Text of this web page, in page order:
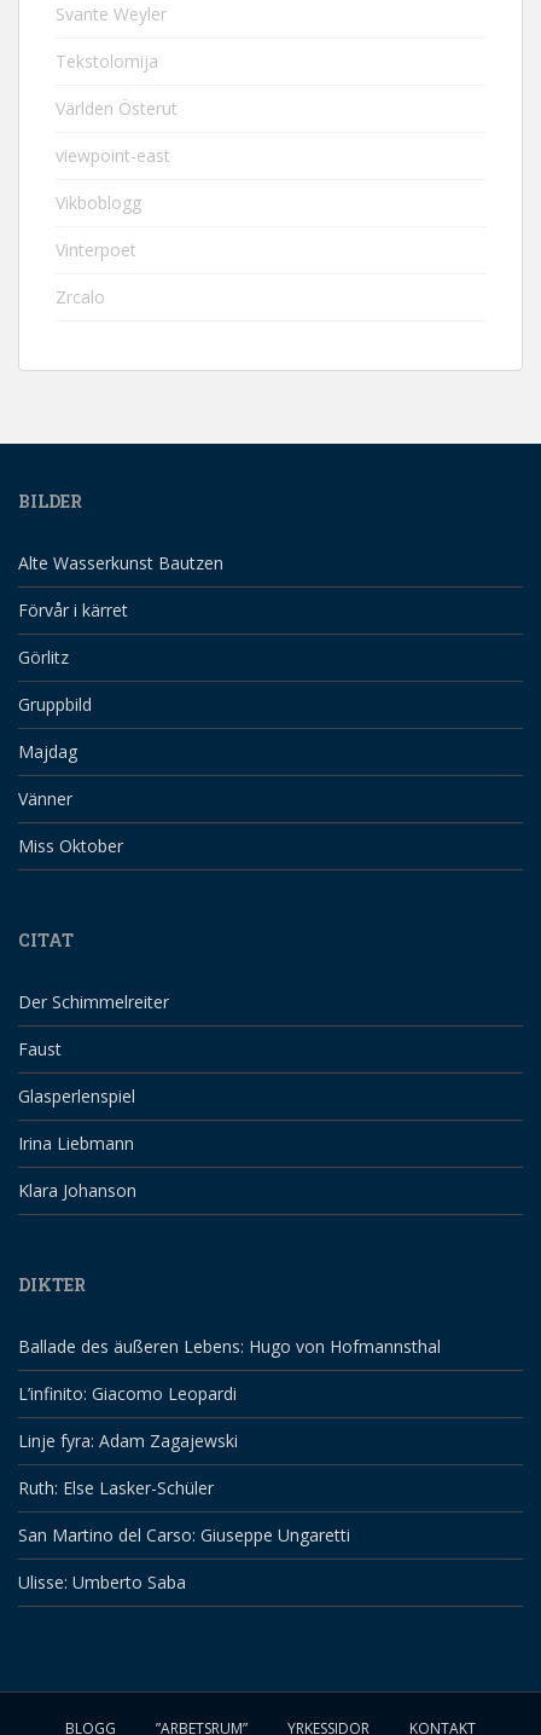
Svante Weyler
Tekstolomija
Världen Österut
viewpoint-east
Vikboblogg
Vinterpoet
Zrcalo
BILDER
Alte Wasserkunst Bautzen
Förvår i kärret
Görlitz
Gruppbild
Majdag
Vänner
Miss Oktober
CITAT
Der Schimmelreiter
Faust
Glasperlenspiel
Irina Liebmann
Klara Johanson
DIKTER
Ballade des äußeren Lebens: Hugo von Hofmannsthal
L’infinito: Giacomo Leopardi
Linje fyra: Adam Zagajewski
Ruth: Else Lasker-Schüler
San Martino del Carso: Giuseppe Ungaretti
Ulisse: Umberto Saba
BLOGG ”ARBETSRUM” YRKESSIDOR KONTAKT